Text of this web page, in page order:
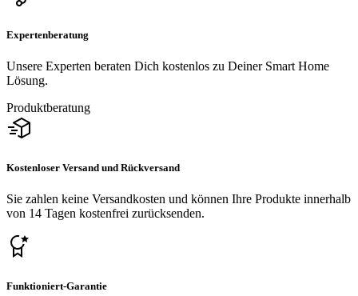
Expertenberatung
Unsere Experten beraten Dich kostenlos zu Deiner Smart Home
Lösung.
Produktberatung
Kostenloser Versand und Rückversand
Sie zahlen keine Versandkosten und können Ihre Produkte innerhalb
von 14 Tagen kostenfrei zurücksenden.
Funktioniert-Garantie